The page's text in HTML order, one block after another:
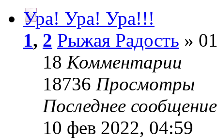
Ура! Ура! Ура!!!
1, 2 Рыжая Радость »
18 Комментарии
18736 Просмотры
Последнее
10 фев 2022, 04:59